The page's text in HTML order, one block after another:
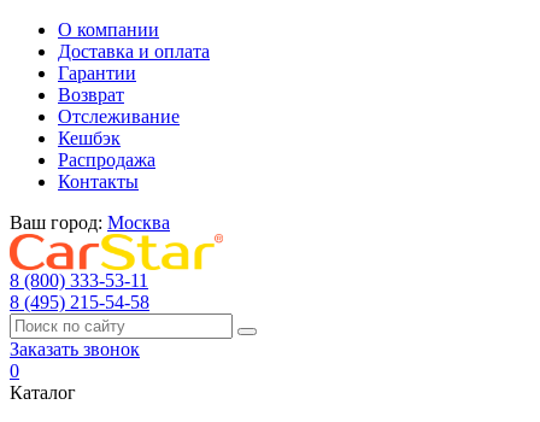
О компании
Доставка и оплата
Гарантии
Возврат
Отслеживание
Кешбэк
Распродажа
Контакты
Ваш город: Москва
8 (800) 333-53-11
8 (495) 215-54-58
Заказать звонок
0
Каталог